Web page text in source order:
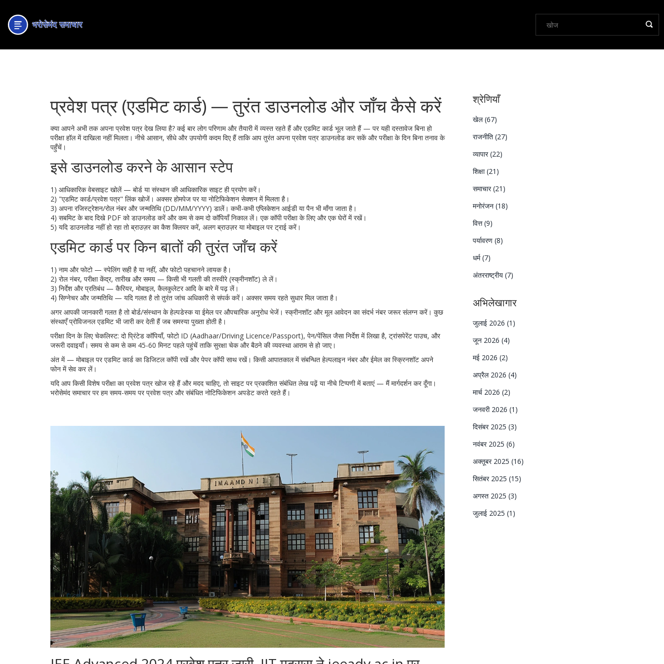
प्रवेश पत्र (एडमिट कार्ड) — तुरंत डाउनलोड और जाँच कैसे करें
क्या आपने अभी तक अपना प्रवेश पत्र देख लिया है? कई बार लोग परिणाम और तैयारी में व्यस्त रहते हैं और एडमिट कार्ड भूल जाते हैं — पर यही दस्तावेज बिना हो
परीक्षा हॉल में दाखिला नहीं मिलता। नीचे आसान, सीधे और उपयोगी कदम दिए हैं ताकि आप तुरंत अपना प्रवेश पत्र डाउनलोड कर सकें और परीक्षा के दिन बिना तनाव के
पहुँचें।
इसे डाउनलोड करने के आसान स्टेप
1) आधिकारिक वेबसाइट खोलें — बोर्ड या संस्थान की आधिकारिक साइट ही प्रयोग करें।
2) "एडमिट कार्ड/प्रवेश पत्र" लिंक खोजें। अक्सर होमपेज पर या नोटिफिकेशन सेक्शन में मिलता है।
3) अपना रजिस्ट्रेशन/रोल नंबर और जन्मतिथि (DD/MM/YYYY) डालें। कभी-कभी एप्लिकेशन आईडी या पैन भी माँगा जाता है।
4) सबमिट के बाद दिखे PDF को डाउनलोड करें और कम से कम दो कॉपियाँ निकाल लें। एक कॉपी परीक्षा के लिए और एक घेरों में रखें।
5) यदि डाउनलोड नहीं हो रहा तो ब्राउज़र का कैश क्लियर करें, अलग ब्राउज़र या मोबाइल पर ट्राई करें।
एडमिट कार्ड पर किन बातों की तुरंत जाँच करें
1) नाम और फोटो — स्पेलिंग सही है या नहीं, और फोटो पहचानने लायक है।
2) रोल नंबर, परीक्षा केंद्र, तारीख और समय — किसी भी गलती की तस्वीरे (स्क्रीनशॉट) ले लें।
3) निर्देश और प्रतिबंध — कैरियर, मोबाइल, कैलकुलेटर आदि के बारे में पढ़ लें।
4) सिग्नेचर और जन्मतिथि — यदि गलत है तो तुरंत जांच अधिकारी से संपर्क करें। अक्सर समय रहते सुधार मिल जाता है।
अगर आपकी जानकारी गलत है तो बोर्ड/संस्थान के हेल्पडेस्क या ईमेल पर औपचारिक अनुरोध भेजें। स्क्रीनशॉट और मूल आवेदन का संदर्भ नंबर जरूर संलग्न करें। कुछ
संस्थाएँ प्रोविजनल एडमिट भी जारी कर देती हैं जब समस्या पुख्ता होती है।
परीक्षा दिन के लिए चेकलिस्ट: दो प्रिंटेड कॉपियाँ, फोटो ID (Aadhaar/Driving Licence/Passport), पेन/पेंसिल जैसा निर्देश में लिखा है, ट्रांसपेरेंट पाउच, और
जरूरी दवाइयाँ। समय से कम से कम 45-60 मिनट पहले पहुंचें ताकि सुरक्षा चेक और बैठने की व्यवस्था आराम से हो जाए।
अंत में — मोबाइल पर एडमिट कार्ड का डिजिटल कॉपी रखें और पेपर कॉपी साथ रखें। किसी आपातकाल में संबन्धित हेल्पलाइन नंबर और ईमेल का स्क्रिनशॉट अपने
फोन में सेव कर लें।
यदि आप किसी विशेष परीक्षा का प्रवेश पत्र खोज रहे हैं और मदद चाहिए, तो साइट पर प्रकाशित संबंधित लेख पढ़ें या नीचे टिप्पणी में बताएं — मैं मार्गदर्शन कर दूँगा।
भरोसेमंद समाचार पर हम समय-समय पर प्रवेश पत्र और संबंधित नोटिफिकेशन अपडेट करते रहते हैं।
श्रेणियाँ
खेल(67)
राजनीति (27)
व्यापार(22)
शिक्षा(21)
समाचार(21)
मनोरंजन (18)
वित्त(9)
पर्यावरण (8)
धर्म(7)
अंतरराष्ट्रीय (7)
अभिलेखागार
जुलाई 2026 (1)
जून 2026 (4)
मई 2026 (2)
अप्रैल 2026 (4)
मार्च 2026 (2)
जनवरी 2026 (1)
दिसंबर 2025 (3)
नवंबर 2025 (6)
अक्तूबर 2025 (16)
सितंबर 2025 (15)
अगस्त 2025 (3)
जुलाई 2025 (1)